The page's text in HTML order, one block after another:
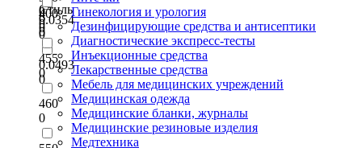
0.0354
0
0.0493
0
0
Стиль
0
400
0
455
0
460
0
6
0
Гинекология и урология
Дезинфицирующие средства и антисептики
Диагностические экспресс-тесты
Инъекционные средства
Лекарственные средства
Мебель для медицинских учреждений
Медицинская одежда
Медицинские бланки, журналы
Медицинские резиновые изделия
Медтехника